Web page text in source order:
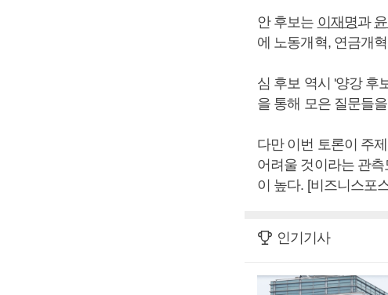
안 후보는 이재명과
에 노동개혁, 연금개
심 후보 역시 '양강 후
을 통해 모은 질문들
다만 이번 토론이 주
어려울 것이라는 관
이 높다. [비즈니스포
인기기사